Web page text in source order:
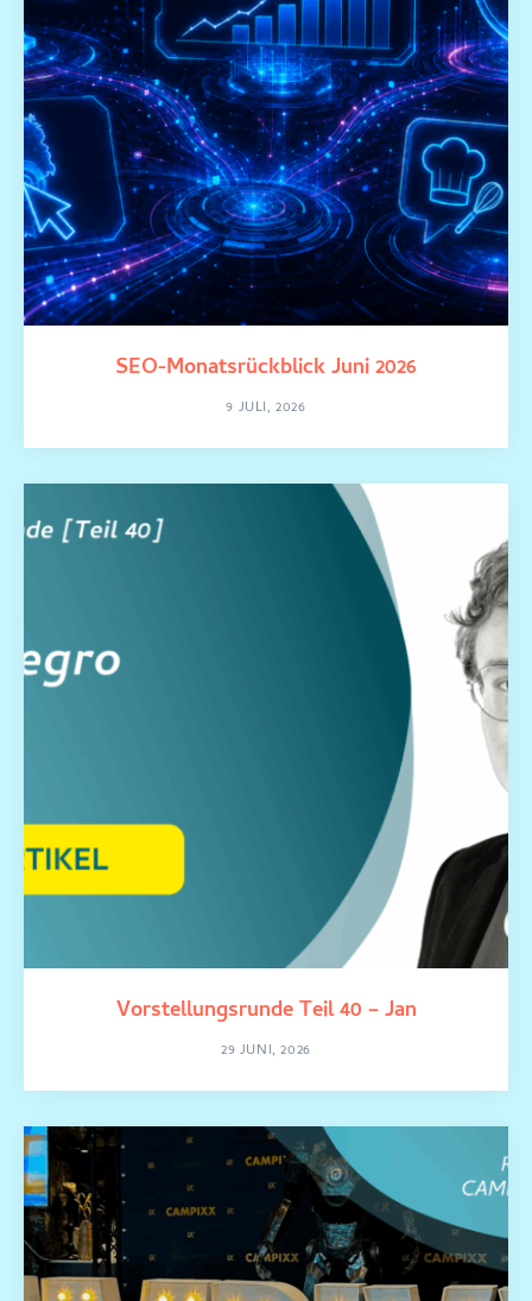
SEO-Monatsrückblick Juni 2026
9 JULI, 2026
Vorstellungsrunde Teil 40 – Jan
29 JUNI, 2026